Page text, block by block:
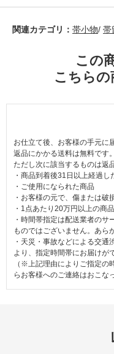
関連カテゴリ： 帯小物/ 帯
この
こちら
お仕立て後、お客様の手元に
返品にかかる送料は無料です。
ただし次に該当するものは返
・商品到着後31日以上経過し
・ご使用になられた商品
・お客様の元で、傷または破
・1点あたり20万円以上の商
・時間帯指定は配送業者の
ものではございません。あら
・天災・事故などによる交
より、指定時間帯にお届けが
（※上記理由によりご指定の
らお客様へのご連絡はおこな